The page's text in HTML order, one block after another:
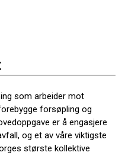
som arbeider mot
forsøpling og
er å engasjere
og et av våre viktigste
største kollektive